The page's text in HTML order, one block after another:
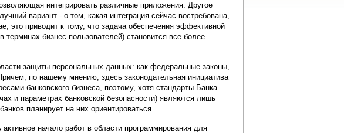
интегрировать различные приложения. Другое
вариант - о том, какая интеграция сейчас востребована,
это приводит к тому, что задача обеспечения эффективной
бизнес-пользователей) становится все более
защиты персональных данных: как федеральные законы,
по нашему мнению, здесь законодательная инициатива
банковского бизнеса, поэтому, хотя стандарты Банка
и параметрах банковской безопасности) являются лишь
планирует на них ориентироваться.
начало работ в области программирования для